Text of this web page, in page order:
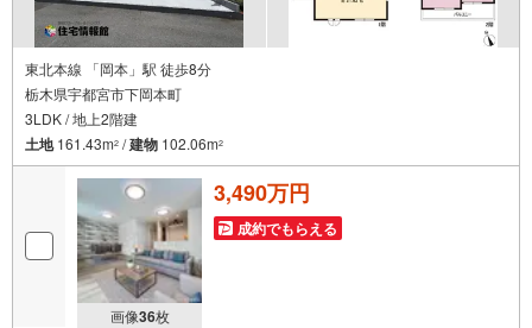
東北本線 「岡本」駅 徒歩8分
栃木県宇都宮市下岡本町
3LDK / 地上2階建
土地161.43m2 /建物 102.06m2
画像36枚
3,490万円
成約でもらえる